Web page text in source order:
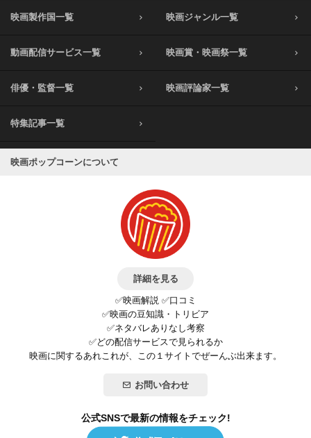
映画製作国一覧 映画ジャンル一覧
動画配信サービス一覧 映画賞・映画祭一覧
俳優・監督一覧 映画評論家一覧
特集記事一覧
映画ポップコーンについて
詳細を見る
✅映画解説 ✅口コミ
✅映画の豆知識・トリビア
✅ネタバレありなし考察
✅どの配信サービスで見られるか
映画に関するあれこれが、この１サイトでぜーんぶ出来ます。
お問い合わせ
公式SNSで最新の情報をチェック!